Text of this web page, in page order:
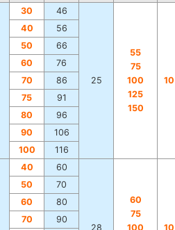
30 46
25
55
75
100
125
150
40
56
50
66
60
76
70
86
75
91
80
96
90
106
100
116
40 60
28
60
75
100
50
70
60
80
70
90